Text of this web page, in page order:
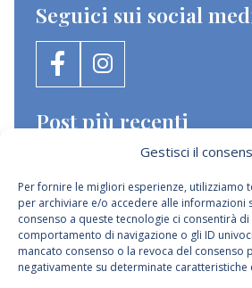
Gestisci il
Per fornire le migliori esperienze, utilizziamo
per archiviare e/o accedere alle informazioni
consenso a queste tecnologie ci consentirà
comportamento di navigazione o gli ID
mancato consenso o la revoca del consenso
negativamente su determinate caratteristiche
Seguici sui social
Post più recenti
Pasqua sull’isola di Krk 2026: il
estiva
17.03.2026
Gioielli nascosti dell’isola di Krk
tranquilla a Krk in ville di lusso
18.02.2026